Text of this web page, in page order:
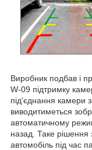
Виробник подбав і
W-09 підтримку
під'єднання камери
виводитиметься
автоматичному
назад. Таке рішення
автомобіль під час